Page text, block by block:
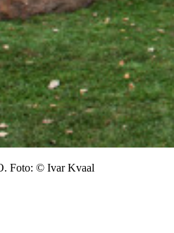
Foto: © Ivar Kvaal